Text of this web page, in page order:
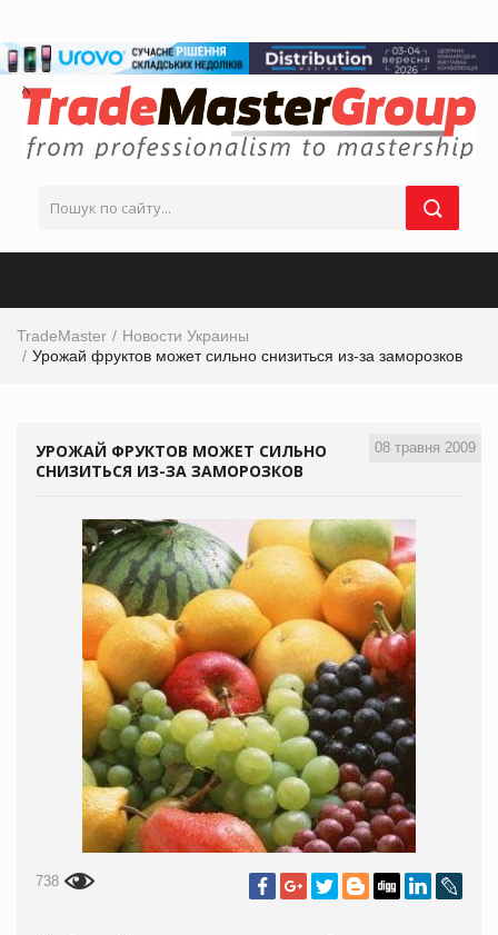
TradeMaster
Новости Украины
Урожай фруктов может сильно снизиться из-за заморозков
08 травня 2009
УРОЖАЙ ФРУКТОВ МОЖЕТ СИЛЬНО
СНИЗИТЬСЯ ИЗ-ЗА ЗАМОРОЗКОВ
738